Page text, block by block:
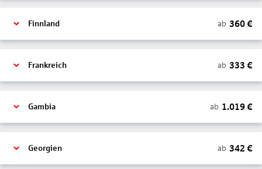
Finnland ab 360€
Frankreich ab 333 €
Gambia ab 1.019€
Georgien ab 342 €